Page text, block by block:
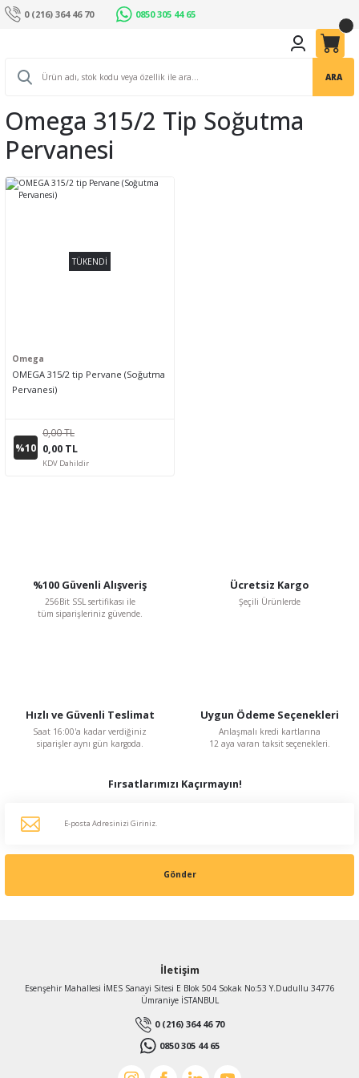
0 (216) 364 46 70 0850 305 44 65
ARA
Omega 315/2 Tip Soğutma
Pervanesi
TÜKENDİ
Omega
OMEGA 315/2 tip Pervane (Soğutma
Pervanesi)
%10
0,00 TL
0,00 TL
KDV Dahildir
%100 Güvenli Alışveriş
256Bit SSL sertifikası ile
tüm siparişleriniz güvende.
Ücretsiz Kargo
Şeçili Ürünlerde
Hızlı ve Güvenli Teslimat
Saat 16:00'a kadar verdiğiniz
siparişler aynı gün kargoda.
Uygun Ödeme Seçenekleri
Anlaşmalı kredi kartlarına
12 aya varan taksit seçenekleri.
Fırsatlarımızı Kaçırmayın!
Gönder
İletişim
Esenşehir Mahallesi İMES Sanayi Sitesi E Blok 504 Sokak No:53 Y.Dudullu 34776
Ümraniye İSTANBUL
0 (216) 364 46 70
0850 305 44 65